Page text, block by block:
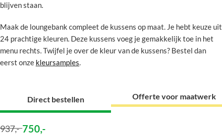
blijven staan.
Maak de loungebank compleet de kussens op maat. Je hebt keuze uit
24 prachtige kleuren. Deze kussens voeg je gemakkelijk toe in het
menu rechts. Twijfel je over de kleur van de kussens? Bestel dan
eerst onze kleursamples.
Direct bestellen Offerte voor maatwerk
937,- 750,-